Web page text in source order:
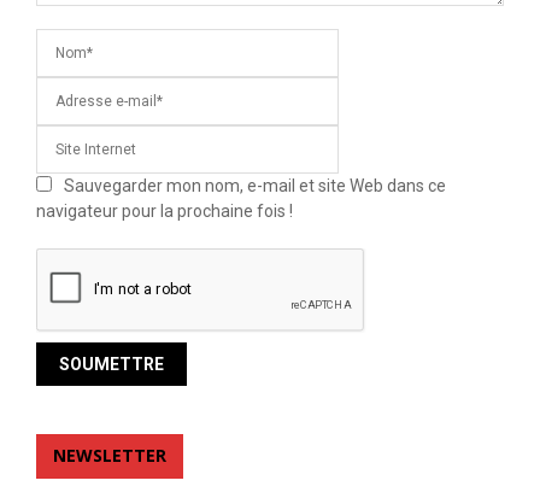
Sauvegarder mon nom, e-mail et site Web dans ce
navigateur pour la prochaine fois !
NEWSLETTER